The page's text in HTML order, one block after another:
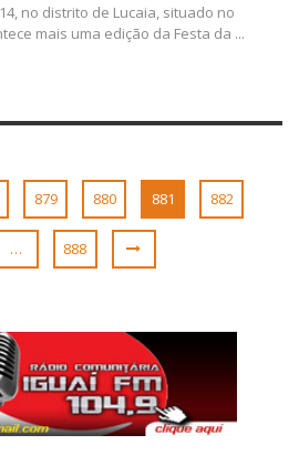
no distrito de Lucaia, situado no
mais uma edição da Festa da ...
879 880 881 882
… 888